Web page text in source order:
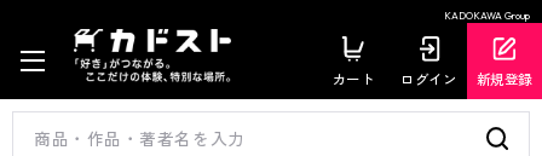
KADOKAWA Group
カート ログイン 新規登録